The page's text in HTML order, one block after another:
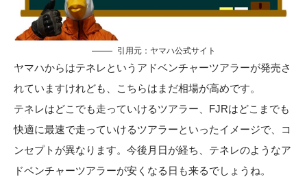
引用元： ヤマハ公式サイト
ヤマハからはテネレというアドベンチャーツアラーが発売さ
れていますけれども、こちらはまだ相場が高めです。
テネレはどこでも走っていけるツアラー、FJRはどこまでも
快適に最速で走っていけるツアラーといったイメージで、コ
ンセプトが異なります。今後月日が経ち、テネレのようなア
ドベンチャーツアラーが安くなる日も来るでしょうね。